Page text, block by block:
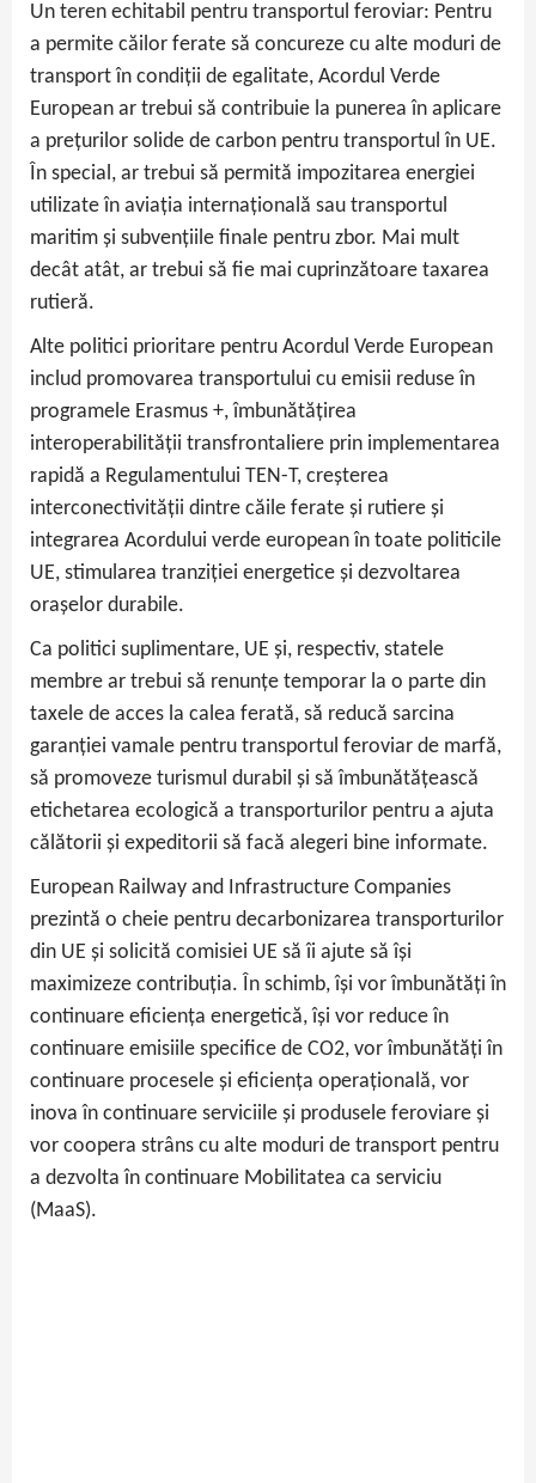
Un teren echitabil pentru transportul feroviar: Pentru
a permite căilor ferate să concureze cu alte moduri de
transport în condiții de egalitate, Acordul Verde
European ar trebui să contribuie la punerea în aplicare
a prețurilor solide de carbon pentru transportul în UE.
În special, ar trebui să permită impozitarea energiei
utilizate în aviația internațională sau transportul
maritim și subvențiile finale pentru zbor. Mai mult
decât atât, ar trebui să fie mai cuprinzătoare taxarea
rutieră.
Alte politici prioritare pentru Acordul Verde European
includ promovarea transportului cu emisii reduse în
programele Erasmus +, îmbunătățirea
interoperabilității transfrontaliere prin implementarea
rapidă a Regulamentului TEN-T, creșterea
interconectivității dintre căile ferate și rutiere și
integrarea Acordului verde european în toate politicile
UE, stimularea tranziției energetice și dezvoltarea
orașelor durabile.
Ca politici suplimentare, UE și, respectiv, statele
membre ar trebui să renunțe temporar la o parte din
taxele de acces la calea ferată, să reducă sarcina
garanției vamale pentru transportul feroviar de marfă,
să promoveze turismul durabil și să îmbunătățească
etichetarea ecologică a transporturilor pentru a ajuta
călătorii și expeditorii să facă alegeri bine informate.
European Railway and Infrastructure Companies
prezintă o cheie pentru decarbonizarea transporturilor
din UE și solicită comisiei UE să îi ajute să își
maximizeze contribuția. În schimb, își vor îmbunătăți în
continuare eficiența energetică, își vor reduce în
continuare emisiile specifice de CO2, vor îmbunătăți în
continuare procesele și eficiența operațională, vor
inova în continuare serviciile și produsele feroviare și
vor coopera strâns cu alte moduri de transport pentru
a dezvolta în continuare Mobilitatea ca serviciu
(MaaS).